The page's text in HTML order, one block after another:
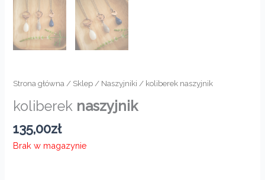
Strona główna / Sklep / Naszyjniki / koliberek naszyjnik
koliberek naszyjnik
135,00zł
Brak w magazynie